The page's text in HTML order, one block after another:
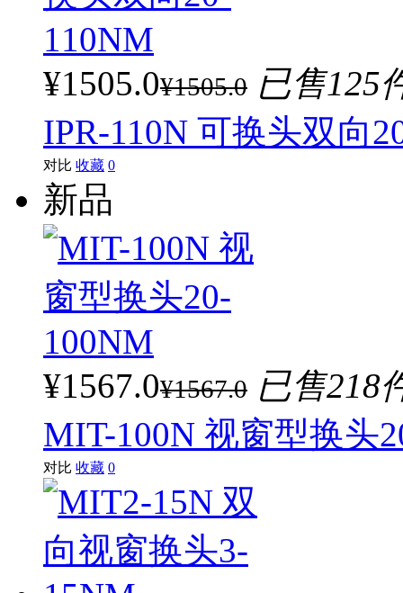
¥1505.0¥1505.0 已售125
IPR-110N 可换头双向
对比 收藏 0
新品
¥1567.0¥1567.0 已售218
MIT-100N 视窗型换头
对比 收藏 0